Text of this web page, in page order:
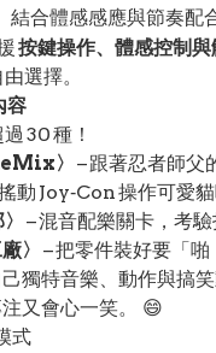
結合體感感應與節奏配
按鍵操作、體感控制
選擇。
容
30 種！
〉 – 跟著忍者師父
動 Joy‑Con 操作可愛貓
– 混音配樂關卡，考驗
〉 – 把零件裝好要「啪
獨特音樂、動作與搞笑
又會心一笑。 😄
式